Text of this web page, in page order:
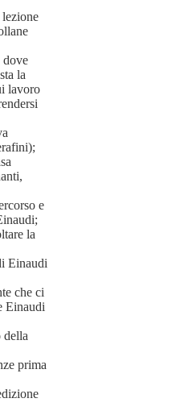
lezione
dove
la
lavoro
e
la
Einaudi
che ci
Einaudi
della
prima